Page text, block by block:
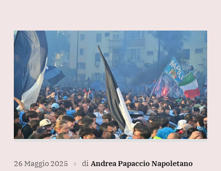
26 Maggio 2025 ∎ di Andrea Papaccio Napoletano